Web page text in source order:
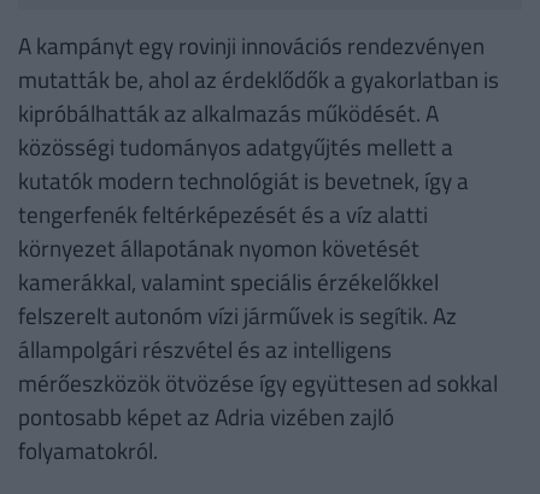
A kampányt egy rovinji innovációs rendezvényen
mutatták be, ahol az érdeklődők a gyakorlatban is
kipróbálhatták az alkalmazás működését. A
közösségi tudományos adatgyűjtés mellett a
kutatók modern technológiát is bevetnek, így a
tengerfenék feltérképezését és a víz alatti
környezet állapotának nyomon követését
kamerákkal, valamint speciális érzékelőkkel
felszerelt autonóm vízi járművek is segítik. Az
állampolgári részvétel és az intelligens
mérőeszközök ötvözése így együttesen ad sokkal
pontosabb képet az Adria vizében zajló
folyamatokról.